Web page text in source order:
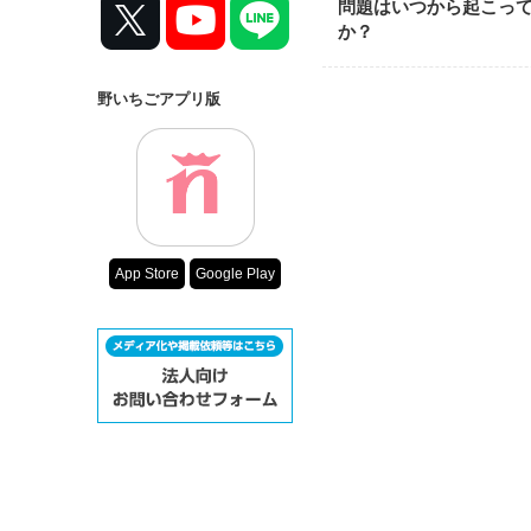
問題はいつから起こっ
か？
野いちごアプリ版
App Store Google Play